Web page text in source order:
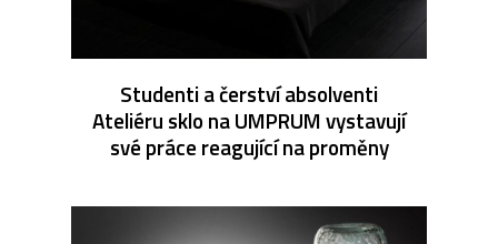
Studenti a čerství absolventi
Ateliéru sklo na UMPRUM vystavují
své práce reagující na proměny